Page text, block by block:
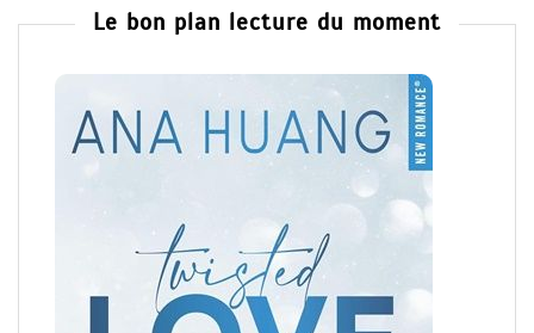
Le bon plan lecture du moment